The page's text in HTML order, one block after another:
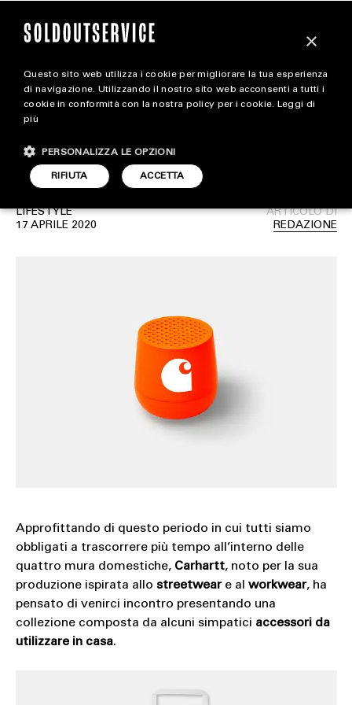
extra
ALL EXTRA
ART & DESIGN
CINEMA
MOTORS
SOUND
SPORT
TECH
Carhartt ha lanciato una
linea di accessori per la
casa
LIFESTYLE
17 APRILE 2020
ARTICOLO DI
REDAZIONE
Approfittando di questo periodo in cui tutti siamo
obbligati a trascorrere più tempo all’interno delle
quattro mura domestiche, Carhartt, noto per la sua
produzione ispirata allo streetweare al workwear, ha
pensato di venirci incontro presentando una
collezione composta da alcuni simpatici accessori da
utilizzare in casa.
×
Questo sito web utilizza i cookie per migliorare la tua esperienza
di navigazione. Utilizzando il nostro sito web acconsenti a tutti i
cookie in conformità con la nostra policy per i cookie. Leggi di
più
ACCETTA
RIFIUTA
PERSONALIZZA LE OPZIONI